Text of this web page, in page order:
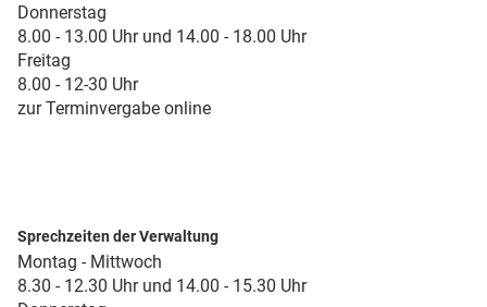
Donnerstag
8.00 - 13.00 Uhr und 14.00 - 18.00 Uhr
Freitag
8.00 - 12-30 Uhr
zur Terminvergabe online
Sprechzeiten der Verwaltung
Montag - Mittwoch
8.30 - 12.30 Uhr und 14.00 - 15.30 Uhr